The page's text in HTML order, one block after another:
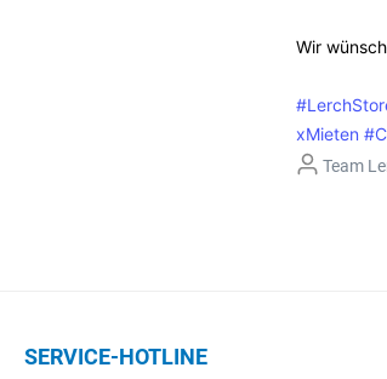
Wir
xMieten
Team
SERVICE-HOTLINE